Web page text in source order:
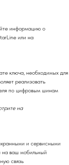
информацию о
или на
ключа, необходимых для
реализовать
по цифровым шинам
на
и сервисными
на ваш мобильный
связь